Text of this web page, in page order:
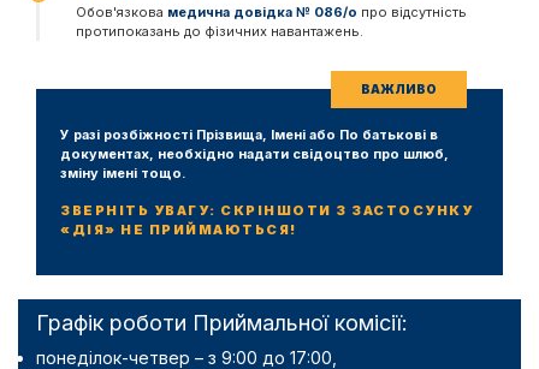
Обов'язкова медична довідка № 086/о про відсутність
протипоказань до фізичних навантажень.
У разі розбіжності Прізвища, Імені або По батькові в
документах, необхідно надати свідоцтво про шлюб,
зміну імені тощо.
ЗВЕРНІТЬ УВАГУ: СКРІНШОТИ З ЗАСТОСУНКУ
«ДІЯ» НЕ ПРИЙМАЮТЬСЯ!
Графік роботи Приймальної комісії:
понеділок-четвер – з 9:00 до 17:00,